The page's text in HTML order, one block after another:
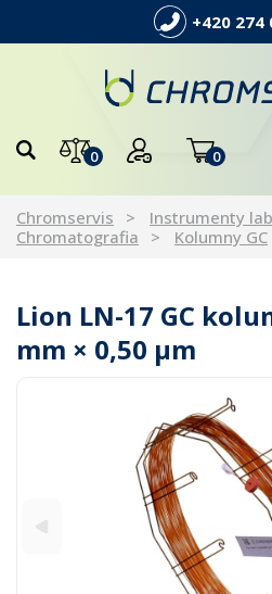
+420 274
0 0
Chromservis
Instrumenty
Chromatografia
Kolumny GC
Lion LN-17 GC
mm × 0,50 µm